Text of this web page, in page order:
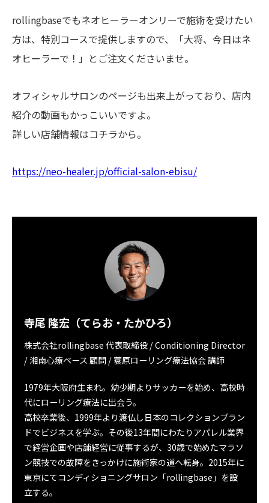
rollingbaseでもネオヒーラーオンリーで施術を受けたい
方は、特別コースで提供しますので、「大将、今日はネ
オヒーラーで！」とご注文くださいませ。
オフィシャルサロンのページも出来上がっており、店内
紹介の動画もかっこいいですよ。
詳しい店舗情報はコチラから。
https://neo-healer.jp/official-salon-ebisu/
寺尾 隆宏（てらお・たかひろ）
株式会社rollingbase 代表取締役 / Conditioning Director
/ 湘南心療ベース 顧問 / 蓑原ローリング療法協会 講師
1979年大阪府生まれ。幼少期よりサッカーを始め、高校時
代にローリング療法に出会う。
高校卒業後、1999年より渡仏し日本のコレクションブラン
ドでビジネスを学ぶ。その後13年間にわたりアパレル業界
で経営企画や店舗経営に従事するが、30歳で始めたマラソ
ン競技での故障をきっかけに施術家の道へ転身。2015年に
東京にてコンディショニングサロン「rollingbase」を設
立する。